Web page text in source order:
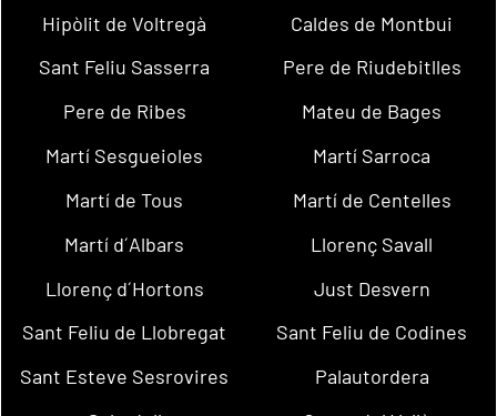
Hipòlit de Voltregà
Caldes de Montbui
Sant Feliu Sasserra
Pere de Riudebitlles
Pere de Ribes
Mateu de Bages
Martí Sesgueioles
Martí Sarroca
Martí de Tous
Martí de Centelles
Martí d´Albars
Llorenç Savall
Llorenç d´Hortons
Just Desvern
Sant Feliu de Llobregat
Sant Feliu de Codines
Sant Esteve Sesrovires
Palautordera